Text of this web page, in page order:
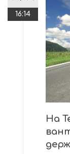
16:14
На